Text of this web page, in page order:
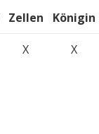
Zellen Königin
X X